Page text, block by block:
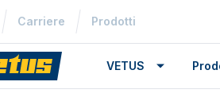
Carriere Prodotti
VETUS